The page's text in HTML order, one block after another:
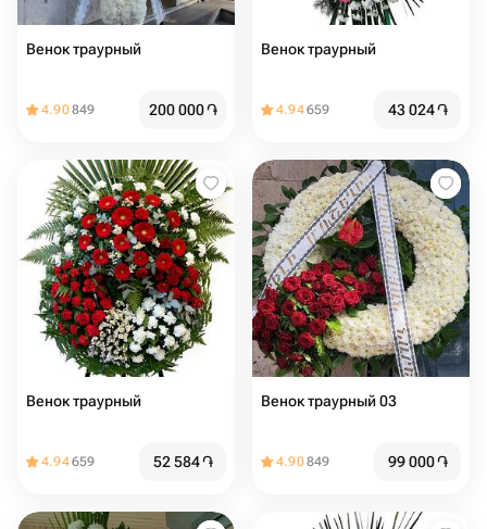
Венок траурный
4.90849 200 000֏
Венок траурный
4.94659 43 024֏
Венок траурный
4.94659 52 584֏
Венок траурный 03
4.90849 99 000֏